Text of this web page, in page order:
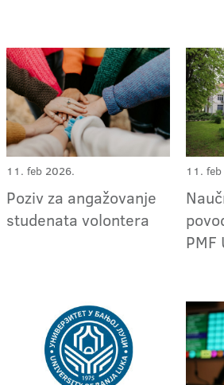
11. feb 2026.
Poziv za angažovanje
studenata volontera
11.
PMF